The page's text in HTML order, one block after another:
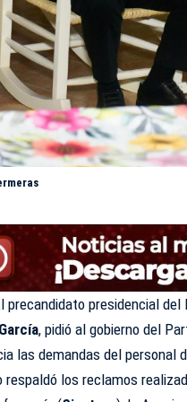
precandidato presidencial
, pidió al gobierno del
las demandas del personal
respaldó los reclamos